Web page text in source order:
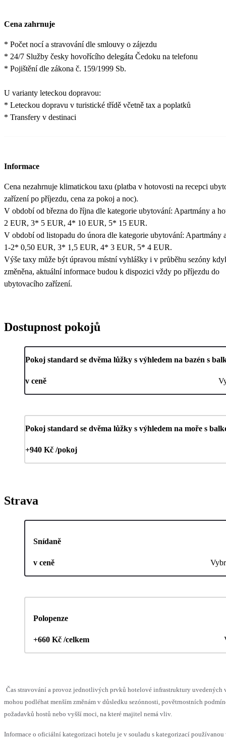
Cena zahrnuje
* Počet nocí a stravování dle smlouvy o zájezdu
* 24/7 Služby česky hovořícího delegáta Čedoku na telefonu
* Pojištění dle zákona č. 159/1999 Sb.
U varianty leteckou dopravou:
* Leteckou dopravu v turistické třídě včetně tax a poplatků
* Transfery v destinaci
Informace
Cena nezahrnuje klimatickou taxu (platba v hotovosti na recepci
zařízení po příjezdu, cena za pokoj a noc).
V období od března do října dle kategorie ubytování: Apartmány a
2 EUR, 3* 5 EUR, 4* 10 EUR, 5* 15 EUR.
V období od listopadu do února dle kategorie ubytování: Apartmány
1-2* 0,50 EUR, 3* 1,5 EUR, 4* 3 EUR, 5* 4 EUR.
Výše taxy může být úpravou místní vyhlášky i v průběhu sezóny
změněna, aktuální informace budou k dispozici vždy po příjezdu do
ubytovacího zařízení.
Dostupnost pokojů
Pokoj standard se dvěma lůžky s výhledem na bazén s
v ceně
Pokoj standard se dvěma lůžky s výhledem na moře s
+940 Kč /pokoj
Strava
Snídaně
v ceně
Polopenze
+660 Kč /celkem
Čas stravování a provoz jednotlivých prvků hotelové infrastruktury uvedených
mohou podléhat menším změnám v důsledku sezónnosti, povětrnostních
požadavků hostů nebo vyšší moci, na které majitel nemá vliv.
Informace o oficiální kategorizaci hotelu je v souladu s kategorizací používanou